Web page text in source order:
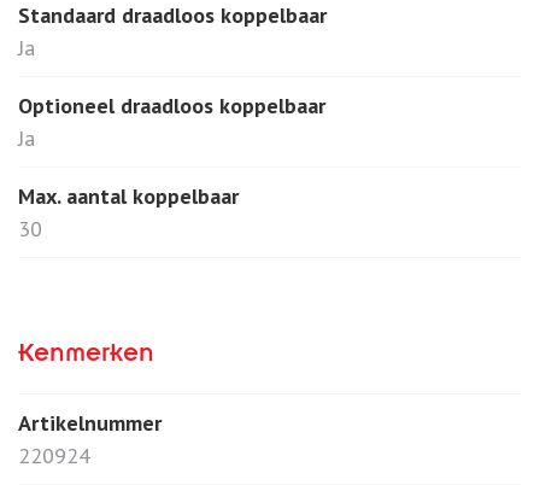
Standaard draadloos koppelbaar
Ja
Optioneel draadloos koppelbaar
Ja
Max. aantal koppelbaar
30
Kenmerken
Artikelnummer
220924